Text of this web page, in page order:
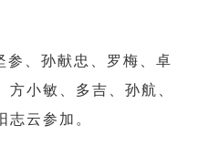
参、孙献忠、罗梅、卓
方小敏、多吉、孙航、
志云参加。